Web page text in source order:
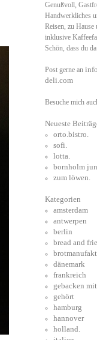
Genußvoll,
Handwerkliches
Reisen, zu
inklusive
Schön, dass du
Post gerne an
deli.com
Besuche mich
Neueste
orto.bistro.
sofi.
lotta.
bornholm
zum löwen.
Kategorien
amsterdam
antwerpen
berlin
bread and
dänemark
frankreich
gebacken mit
gehört
hamburg
hannover
holland.